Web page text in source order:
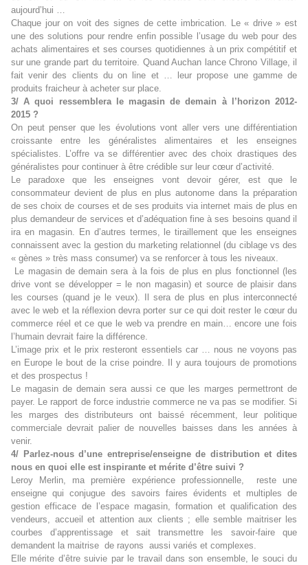
aujourd’hui …
Chaque jour on voit des signes de cette imbrication. Le « drive » est
une des solutions pour rendre enfin possible l’usage du web pour des
achats alimentaires et ses courses quotidiennes à un prix compétitif et
sur une grande part du territoire. Quand Auchan lance Chrono Village, il
fait venir des clients du on line et … leur propose une gamme de
produits fraicheur à acheter sur place.
3/ A quoi ressemblera le magasin de demain à l’horizon 2012-
2015 ?
On peut penser que les évolutions vont aller vers une différentiation
croissante entre les généralistes alimentaires et les enseignes
spécialistes. L’offre va se différentier avec des choix drastiques des
généralistes pour continuer à être crédible sur leur cœur d’activité.
Le paradoxe que les enseignes vont devoir gérer, est que le
consommateur devient de plus en plus autonome dans la préparation
de ses choix de courses et de ses produits via internet mais de plus en
plus demandeur de services et d’adéquation fine à ses besoins quand il
ira en magasin. En d’autres termes, le tiraillement que les enseignes
connaissent avec la gestion du marketing relationnel (du ciblage vs des
« gènes » très mass consumer) va se renforcer à tous les niveaux.
Le magasin de demain sera à la fois de plus en plus fonctionnel (les
drive vont se développer = le non magasin) et source de plaisir dans
les courses (quand je le veux). Il sera de plus en plus interconnecté
avec le web et la réflexion devra porter sur ce qui doit rester le cœur du
commerce réel et ce que le web va prendre en main… encore une fois
l’humain devrait faire la différence.
L’image prix et le prix resteront essentiels car … nous ne voyons pas
en Europe le bout de la crise poindre. Il y aura toujours de promotions
et des prospectus !
Le magasin de demain sera aussi ce que les marges permettront de
payer. Le rapport de force industrie commerce ne va pas se modifier. Si
les marges des distributeurs ont baissé récemment, leur politique
commerciale devrait palier de nouvelles baisses dans les années à
venir.
4/ Parlez-nous d’une entreprise/enseigne de distribution et dites
nous en quoi elle est inspirante et mérite d’être suivi ?
Leroy Merlin, ma première expérience professionnelle,
reste une
enseigne qui conjugue des savoirs faires évidents et multiples de
gestion efficace de l’espace magasin, formation et qualification des
vendeurs, accueil et attention aux clients ; elle semble maitriser les
courbes d’apprentissage et sait transmettre les savoir-faire que
demandent la maitrise de rayons aussi variés et complexes.
Elle mérite d’être suivie par le travail dans son ensemble, le souci du